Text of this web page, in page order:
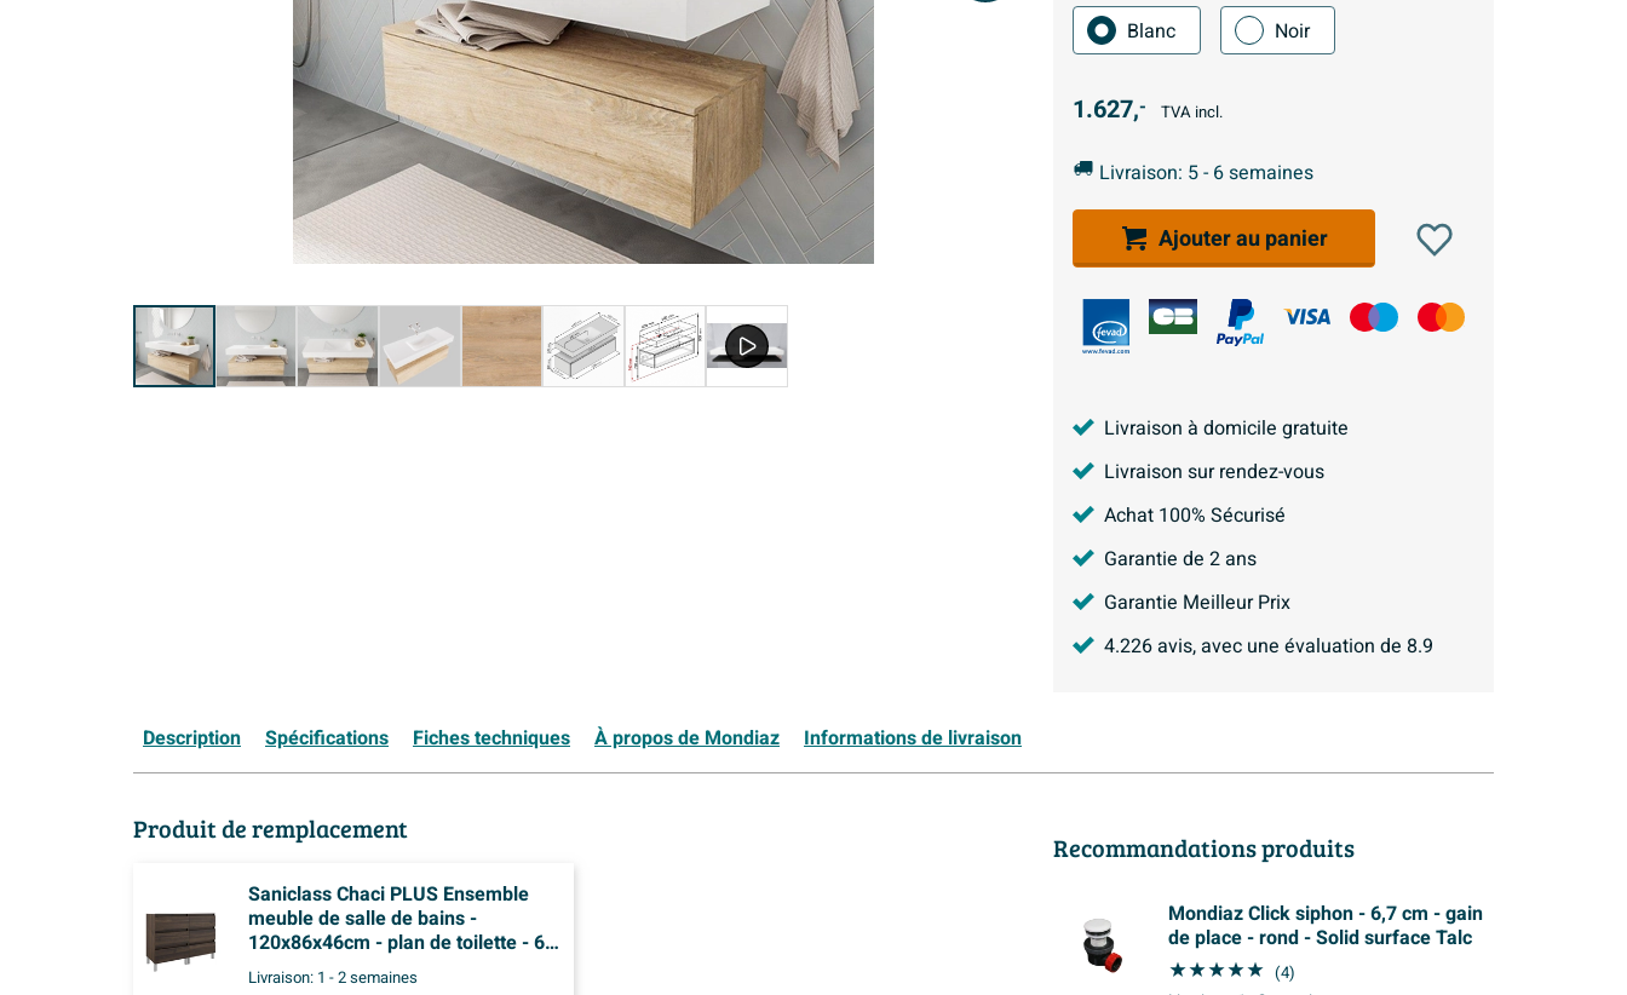
Blanc Noir
1.627,- TVA incl.
Livraison: 5 - 6 semaines
Ajouter au panier
Livraison à domicile gratuite
Livraison sur rendez-vous
Achat 100% Sécurisé
Garantie de 2 ans
Garantie Meilleur Prix
4.226avis, avec une évaluation de 8.9
Description Spécifications Fiches techniques À propos de Mondiaz Informations de livraison
Produit de remplacement
Saniclass Chaci PLUS Ensemble
meuble de salle de bains -
120x86x46cm - plan de toilette - 6
tiroirs - noyer (bois)
Livraison: 1 - 2 semaines
Recommandations produits
Mondiaz Click siphon - 6,7 cm - gain
de place - rond - Solid surface Talc
(4)